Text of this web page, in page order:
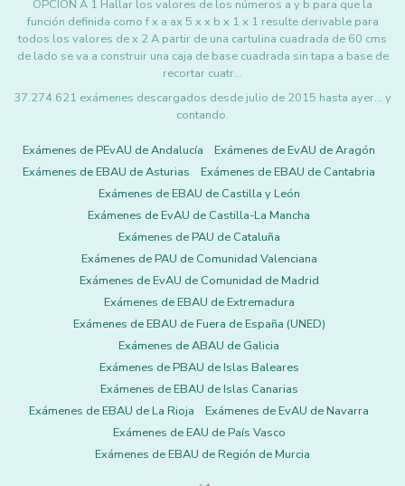
OPCIÓN A 1 Hallar los valores de los números a y b para que la
función definida como f x a ax 5 x x b x 1 x 1 resulte derivable para
todos los valores de x 2 A partir de una cartulina cuadrada de 60 cms
de lado se va a construir una caja de base cuadrada sin tapa a base de
recortar cuatr…
37.274.621 exámenes descargados desde julio de 2015 hasta ayer... y
contando.
Exámenes de PEvAU de Andalucía
Exámenes de EvAU de Aragón
Exámenes de EBAU de Asturias
Exámenes de EBAU de Cantabria
Exámenes de EBAU de Castilla y León
Exámenes de EvAU de Castilla-La Mancha
Exámenes de PAU de Cataluña
Exámenes de PAU de Comunidad Valenciana
Exámenes de EvAU de Comunidad de Madrid
Exámenes de EBAU de Extremadura
Exámenes de EBAU de Fuera de España (UNED)
Exámenes de ABAU de Galicia
Exámenes de PBAU de Islas Baleares
Exámenes de EBAU de Islas Canarias
Exámenes de EBAU de La Rioja
Exámenes de EvAU de Navarra
Exámenes de EAU de País Vasco
Exámenes de EBAU de Región de Murcia